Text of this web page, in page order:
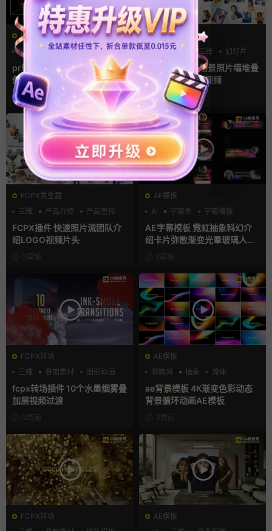
PR基本图形mogrt
PR基本图形
三维 倒计时
pr轮播模板 方屏竖屏4K展示
倒计时轮播图PR模版
2天前
AE模板
LOGO动画
三维 幻灯片
ae相册模板 多场景照片墙堆叠
画廊幻灯片宣传视频
3天前
FCPX发生器
三维
产品介绍 产品宣传
FCPX插件 快速照片流团队介
绍LOGO视频片头
2周前
AE模板
AI
字幕条 字幕模板
AE字幕模板 霓虹抽象科幻介
绍卡片弥散渐变光晕玻璃人名
2周前
FCPX转场
三维
叠加素材 图形动画
fcpx转场插件 10个水墨烟雾叠
加层视频过渡
2周前
AE模板
弥散风
抽象 流体
ae背景模板 4K渐变色彩动态
背景循环动画AE模板
3周前
FCPX转场
AE模板